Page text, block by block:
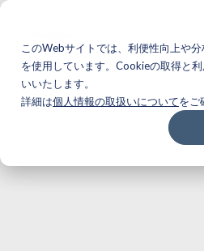
このWebサイトでは、利便性向上や
を使用しています。Cookieの取得と
いいたします。
詳細は個人情報の取扱いについてをご
BACK